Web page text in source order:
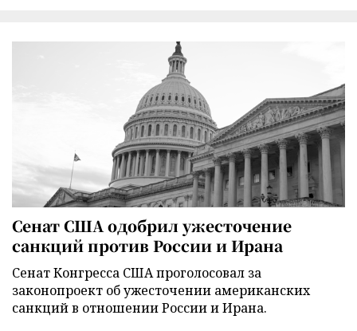
Сенат США одобрил ужесточение
санкций против России и Ирана
Сенат Конгресса США проголосовал за
законопроект об ужесточении американских
санкций в отношении России и Ирана.